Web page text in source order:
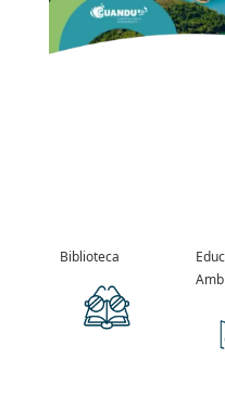
Biblioteca